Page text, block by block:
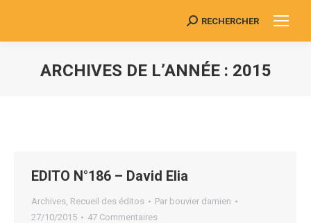
Search:
RECHERCHER
ARCHIVES DE L’ANNÉE : 2015
EDITO N°186 – David Elia
Archives, Recueil des éditos Par bouvier damien
27/10/2015
47 Commentaires